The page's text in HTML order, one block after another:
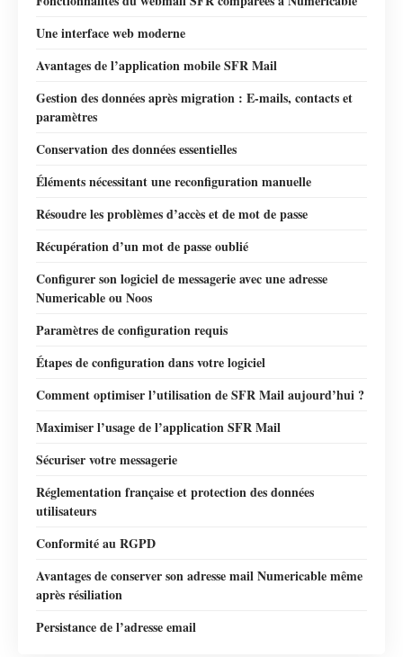
Une interface web moderne
Avantages de l’application mobile SFR Mail
Gestion des données après migration : E-mails, contacts et
paramètres
Conservation des données essentielles
Éléments nécessitant une reconfiguration manuelle
Résoudre les problèmes d’accès et de mot de passe
Récupération d’un mot de passe oublié
Configurer son logiciel de messagerie avec une adresse
Numericable ou Noos
Paramètres de configuration requis
Étapes de configuration dans votre logiciel
Comment optimiser l’utilisation de SFR Mail aujourd’hui ?
Maximiser l’usage de l’application SFR Mail
Sécuriser votre messagerie
Réglementation française et protection des données
utilisateurs
Conformité au RGPD
Avantages de conserver son adresse mail Numericable même
après résiliation
Persistance de l’adresse email